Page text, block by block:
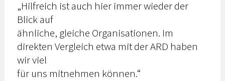
„Hilfreich ist auch hier immer wieder der
Blick auf
ähnliche, gleiche Organisationen. Im
direkten Vergleich etwa mit der ARD haben
wir viel
für uns mitnehmen können.“